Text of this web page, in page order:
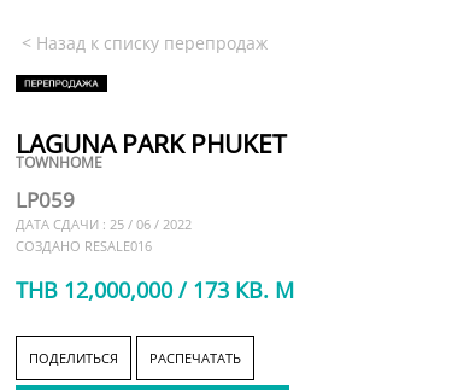
< Назад к списку перепродаж
LAGUNA PARK PHUKET
LP059
TOWNHOME
ДАТА СДАЧИ : 25 / 06 / 2022
СОЗДАНО RESALE016
THB 12,000,000 / 173 КВ. М
ПОДЕЛИТЬСЯ РАСПЕЧАТАТЬ